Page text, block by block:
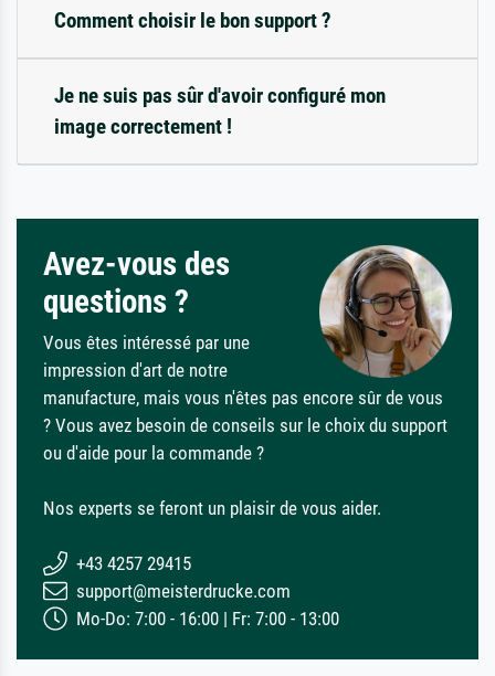
Comment choisir le bon support ?
Je ne suis pas sûr d'avoir configuré mon
image correctement !
Avez-vous des
questions ?
Vous êtes intéressé par une
impression d'art de notre
manufacture, mais vous n'êtes pas encore sûr de vous
? Vous avez besoin de conseils sur le choix du support
ou d'aide pour la commande ?
Nos experts se feront un plaisir de vous aider.
+43 4257 29415
support@meisterdrucke.com
Mo-Do: 7:00 - 16:00 | Fr: 7:00 - 13:00